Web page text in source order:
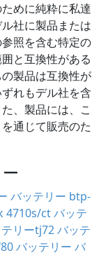
めに純粋に私達
社に製品または
照を含む特定の
と互換性がある
製品は互換性が
れもデル社を含
、製品には、こ
通じて販売のた
バッテリー btp-
4710s/ct バッテ
リーtj72バッテ
バッテリー バ